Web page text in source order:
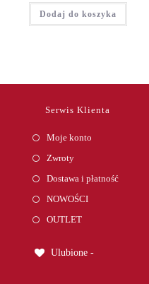
Dodaj do koszyka
Serwis Klienta
Moje konto
Zwroty
Dostawa i płatność
NOWOŚCI
OUTLET
Ulubione -